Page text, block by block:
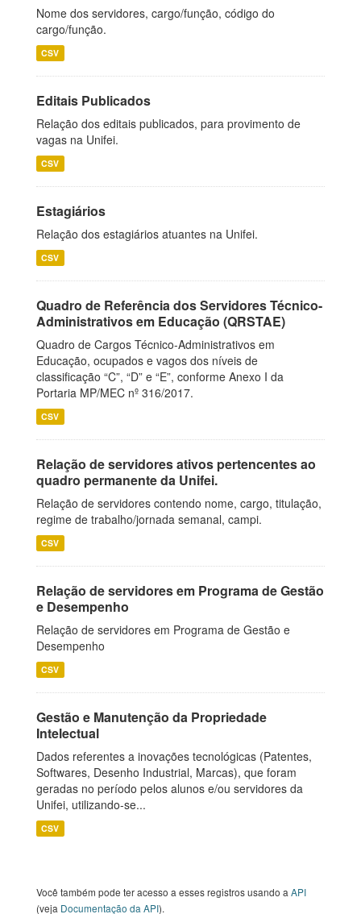
Nome dos servidores, cargo/função, código do
cargo/função.
CSV
Editais Publicados
Relação dos editais publicados, para provimento de
vagas na Unifei.
CSV
Estagiários
Relação dos estagiários atuantes na Unifei.
CSV
Quadro de Referência dos Servidores Técnico-
Administrativos em Educação (QRSTAE)
Quadro de Cargos Técnico-Administrativos em
Educação, ocupados e vagos dos níveis de
classificação “C”, “D” e “E”, conforme Anexo I da
Portaria MP/MEC nº 316/2017.
CSV
Relação de servidores ativos pertencentes ao
quadro permanente da Unifei.
Relação de servidores contendo nome, cargo, titulação,
regime de trabalho/jornada semanal, campi.
CSV
Relação de servidores em Programa de Gestão
e Desempenho
Relação de servidores em Programa de Gestão e
Desempenho
CSV
Gestão e Manutenção da Propriedade
Intelectual
Dados referentes a inovações tecnológicas (Patentes,
Softwares, Desenho Industrial, Marcas), que foram
geradas no período pelos alunos e/ou servidores da
Unifei, utilizando-se...
CSV
Você também pode ter acesso a esses registros usando a API
(veja Documentação da API).